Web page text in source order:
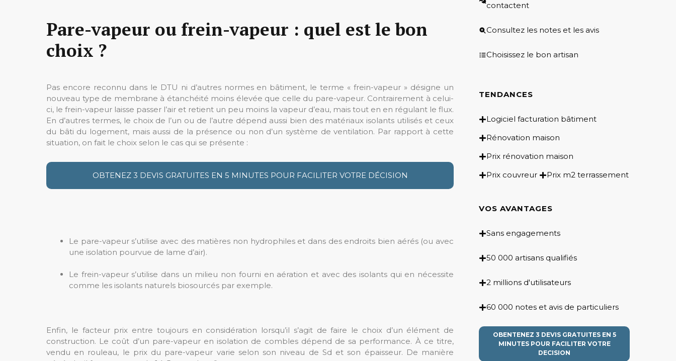
Pare-vapeur ou frein-vapeur : quel est le bon
choix ?
Pas encore reconnu dans le DTU ni d’autres normes en bâtiment, le terme « frein-vapeur » désigne un
nouveau type de membrane à étanchéité moins élevée que celle du pare-vapeur. Contrairement à celui-
ci, le frein-vapeur laisse passer l’air et retient un peu moins la vapeur d’eau, mais tout en en régulant le flux.
En d’autres termes, le choix de l’un ou de l’autre dépend aussi bien des matériaux isolants utilisés et ceux
du bâti du logement, mais aussi de la présence ou non d’un système de ventilation. Par rapport à cette
situation, on fait le choix selon le cas qui se présente :
OBTENEZ 3 DEVIS GRATUITES EN 5 MINUTES POUR FACILITER VOTRE DÉCISION
Le pare-vapeur s’utilise avec des matières non hydrophiles et dans des endroits bien aérés (ou avec
une isolation pourvue de lame d’air).
Le frein-vapeur s’utilise dans un milieu non fourni en aération et avec des isolants qui en nécessite
comme les isolants naturels biosourcés par exemple.
Enfin, le facteur prix entre toujours en considération lorsqu’il s’agit de faire le choix d’un élément de
construction. Le coût d’un pare-vapeur en isolation de combles dépend de sa performance. À ce titre,
vendu en rouleau, le prix du pare-vapeur varie selon son niveau de Sd et son épaisseur. De manière
contactent
Consultez les notes et les avis
Choisissez le bon artisan
TENDANCES
Logiciel facturation bâtiment
Rénovation maison
Prix rénovation maison
Prix couvreur
Prix m2 terrassement
VOS AVANTAGES
Sans engagements
50 000 artisans qualifiés
2 millions d'utilisateurs
60 000 notes et avis de particuliers
OBENTENEZ 3 DEVIS GRATUITES EN 5
MINUTES POUR FACILITER VOTRE
DECISION